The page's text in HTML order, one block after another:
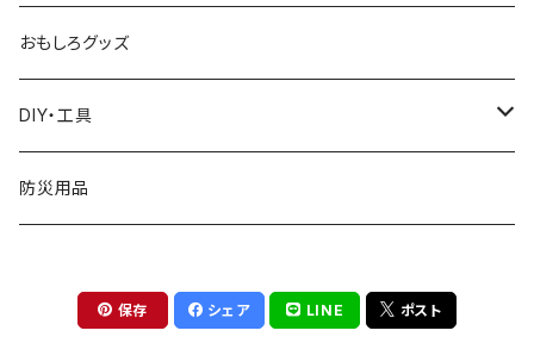
掃除機
加湿器
お風呂用品
椅子
扇風機
クリップ型
収納用品
修理工具
帽子
作業服
バッグ
ブラウス
DIY用品
ベビーバス
トイレ用品
おもしろグッズ
DIY・工具
測定工具
害獣よけ用品
防災用品
保存 シェア LINE ポスト